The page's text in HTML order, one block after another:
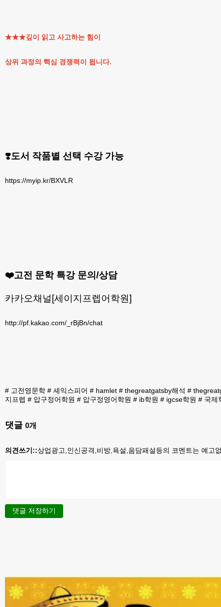
★★★깊이 읽고 사고하는 힘이
상위 과정의 핵심 경쟁력이 됩니다.
❣️도서 작품별 선택 수강 가능
https://myip.kr/BXVLR
❤️고전 문학 특강 문의/상담
카카오채널[세이지프렙어학원]
http://pf.kakao.com/_rBjBn/chat
# 고전영문학 # 셰익스피어 # hamlet # thegreatgatsby해석 #
지프렙 # 압구정어학원 # 압구정영어학원 # ib학원 # igcse학원 # 국제
댓글 0개
의견쓰기::상업광고,인신공격,비방,욕설,음담패설등의 코멘트는 예고
댓글 저장하기